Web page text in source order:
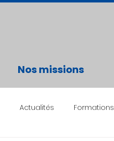
Nos missions
Actualités Formations